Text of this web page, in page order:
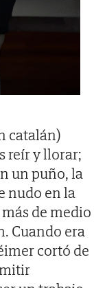
catalán)
reír y llorar;
un puño, la
nudo en la
de medio
Cuando era
cortó de